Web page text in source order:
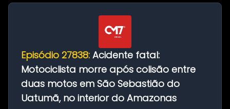
Episódio 27838: Acidente fatal:
Motociclista morre após colisão entre
duas motos em São Sebastião do
Uatumã, no interior do Amazonas